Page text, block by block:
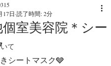
て
室美容院＊シー
17日 読了時間: 2分
シートマスク🩶